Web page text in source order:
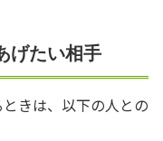
げたい相手
きは、以下の人との